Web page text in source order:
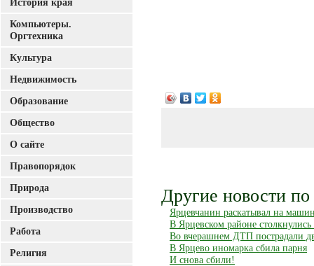
Другие новости по
Ярцевчанин раскатывал на
В Ярцевском районе
Во вчерашнем ДТП пострадали
В Ярцево иномарка сбила парня
И снова сбили!
Компьютеры.
Оргтехника
Культура
Недвижимость
Образование
Общество
О сайте
Правопорядок
Природа
Производство
Работа
Религия